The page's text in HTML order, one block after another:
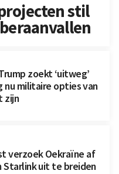
stil
zoekt ‘uitweg’
nu militaire opties van
zijn
verzoek Oekraïne af
Starlink uit te breiden